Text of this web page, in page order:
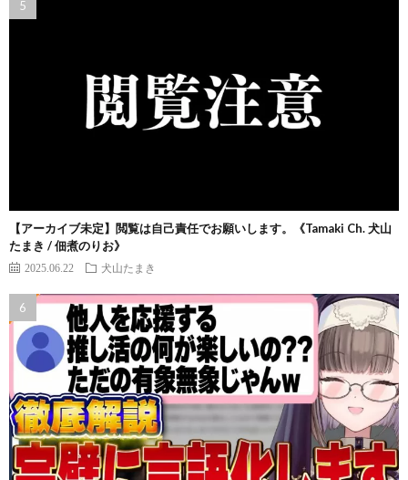
【アーカイブ未定】閲覧は自己責任でお願いします。《Tamaki Ch. 犬山
たまき / 佃煮のりお》
2025.06.22 犬山たまき